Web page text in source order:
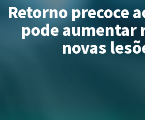
Retorno precoce
pode aumentar
novas